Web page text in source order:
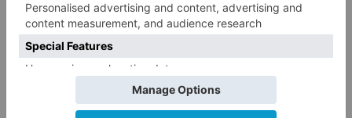
LO ÚLTIMO
1
Calor y posibles tormentas en
Burgos durante el eclipse del 12
de agosto